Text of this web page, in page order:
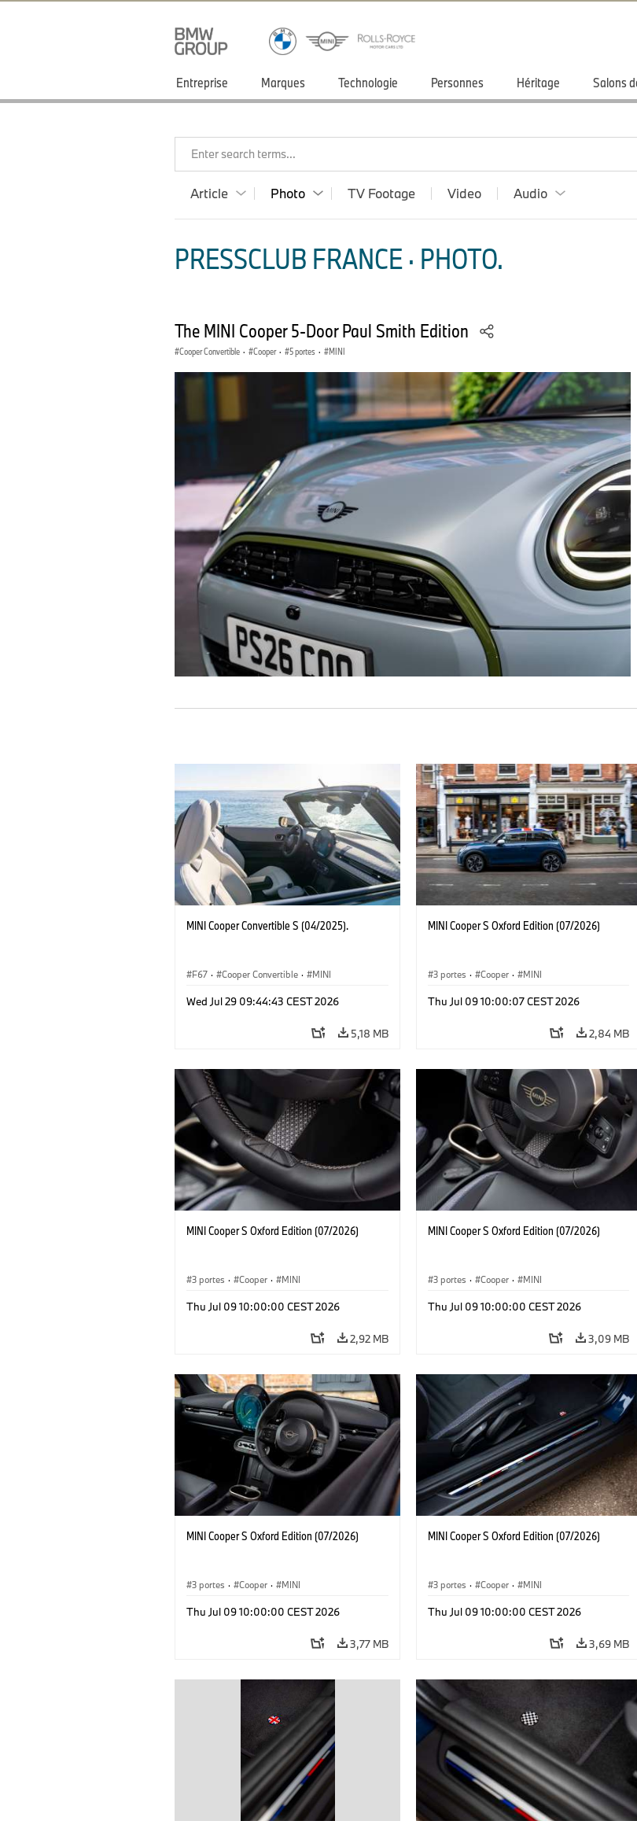
Entreprise Marques Technologie Personnes Héritage Salons
Enter search terms...
Article Photo TV Footage Video Audio
PRESSCLUB FRANCE · PHOTO.
The MINI Cooper 5-Door Paul Smith Edition
Cooper Convertible · Cooper · 5 portes · MINI
MINI Cooper Convertible S (04/2025).
F67 · Cooper Convertible · MINI
Wed Jul 29 09:44:43 CEST 2026
5,18 MB
MINI Cooper S Oxford Edition (07/2026)
3 portes · Cooper · MINI
Thu Jul 09 10:00:07 CEST 2026
2,84 MB
MINI Cooper S Oxford Edition (07/2026)
3 portes · Cooper · MINI
Thu Jul 09 10:00:00 CEST 2026
2,92 MB
MINI Cooper S Oxford Edition (07/2026)
3 portes · Cooper · MINI
Thu Jul 09 10:00:00 CEST 2026
3,09 MB
MINI Cooper S Oxford Edition (07/2026)
3 portes · Cooper · MINI
Thu Jul 09 10:00:00 CEST 2026
3,77 MB
MINI Cooper S Oxford Edition (07/2026)
3 portes · Cooper · MINI
Thu Jul 09 10:00:00 CEST 2026
3,69 MB